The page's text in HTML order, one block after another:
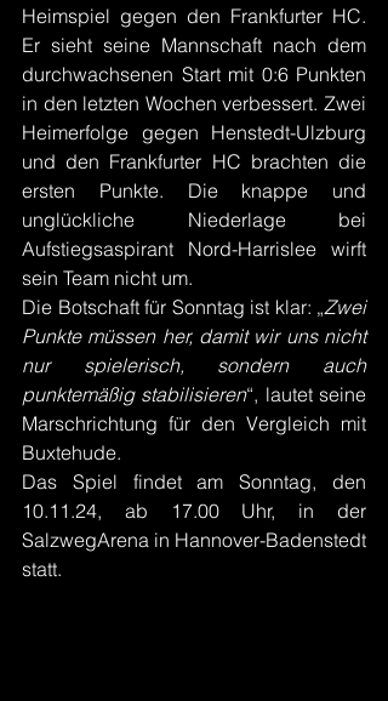
Heimspiel gegen den Frankfurter HC.
Er sieht seine Mannschaft nach dem
durchwachsenen Start mit 0:6 Punkten
in den letzten Wochen verbessert. Zwei
Heimerfolge gegen Henstedt-Ulzburg
und den Frankfurter HC brachten die
ersten Punkte. Die knappe und
unglückliche Niederlage bei
Aufstiegsaspirant Nord-Harrislee wirft
sein Team nicht um.
Die Botschaft für Sonntag ist klar: „Zwei
Punkte müssen her, damit wir uns nicht
nur spielerisch, sondern auch
punktemäßig stabilisieren“, lautet seine
Marschrichtung für den Vergleich mit
Buxtehude.
Das Spiel findet am Sonntag, den
10.11.24, ab 17.00 Uhr, in der
SalzwegArena in Hannover-Badenstedt
statt.